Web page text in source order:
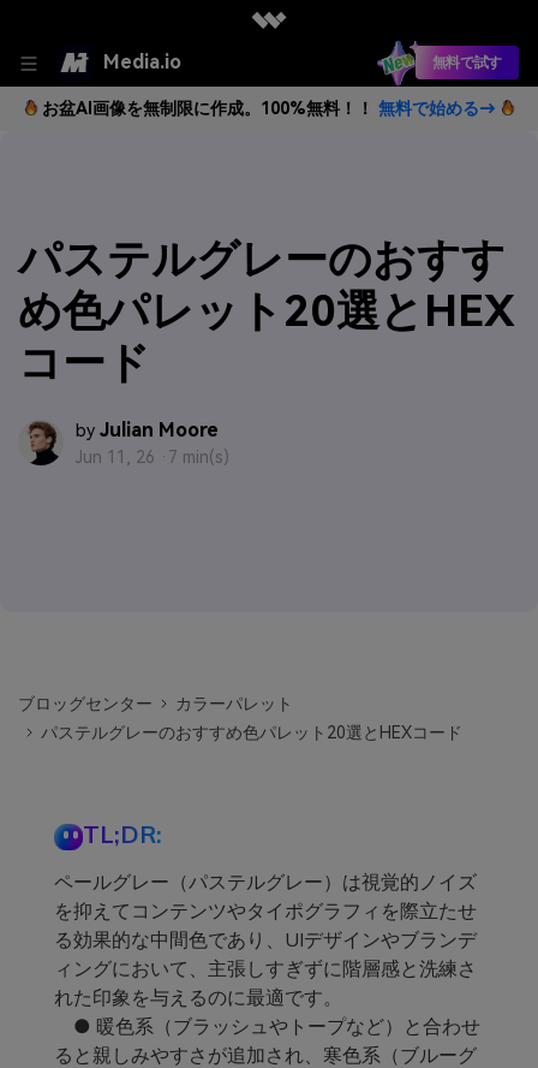
Media.io 無料で試す
お盆AI画像を無制限に作成。100%無料！！ 無料で始める→
パステルグレーのおすす
め色パレット20選とHEX
コード
by Julian Moore
Jun 11, 26 · 7 min(s)
ブロッグセンター
カラーパレット
パステルグレーのおすすめ色パレット20選とHEXコード
TL;DR:
ペールグレー（パステルグレー）は視覚的ノイズ
を抑えてコンテンツやタイポグラフィを際立たせ
る効果的な中間色であり、UIデザインやブランデ
ィングにおいて、主張しすぎずに階層感と洗練さ
れた印象を与えるのに最適です。
● 暖色系（ブラッシュやトープなど）と合わせ
ると親しみやすさが追加され、寒色系（ブルーグ